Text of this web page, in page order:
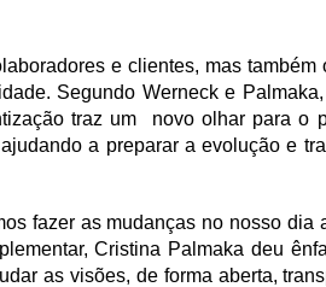
e clientes, mas também
Segundo Werneck e
traz um novo olhar para o
a preparar a evolução e
fazer as mudanças no nosso dia
Cristina Palmaka deu
as visões, de forma aberta,